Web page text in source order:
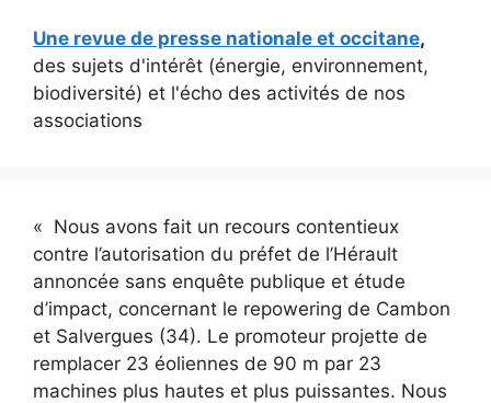
Une revue de presse nationale et occitane,
des sujets d'intérêt (énergie, environnement,
biodiversité) et l'écho des activités de nos
associations
« Nous avons fait un recours contentieux
contre l’autorisation du préfet de l’Hérault
annoncée sans enquête publique et étude
d’impact, concernant le repowering de Cambon
et Salvergues (34). Le promoteur projette de
remplacer 23 éoliennes de 90 m par 23
machines plus hautes et plus puissantes. Nous